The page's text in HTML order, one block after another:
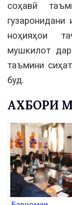
соҳавӣ
ноҳияҳои
мушкилот
таъмини
буд.
АХБОРИ